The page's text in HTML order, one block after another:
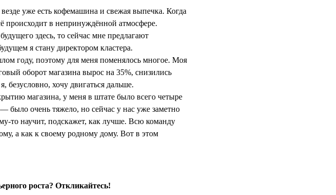
уже есть кофемашина и свежая выпечка. Когда
происходит в непринуждённой атмосфере.
здесь, то сейчас мне предлагают
я стану директором кластера.
году, поэтому для меня поменялось многое. Моя
оборот магазина вырос на 35%, снизились
безусловно, хочу двигаться дальше.
магазина, у меня в штате было всего четыре
было очень тяжело, но сейчас у нас уже заметно
то научит, подскажет, как лучше. Всю команду
а как к своему родному дому. Вот в этом
роста? Откликайтесь!